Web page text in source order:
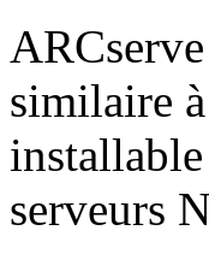
similaire
serveurs